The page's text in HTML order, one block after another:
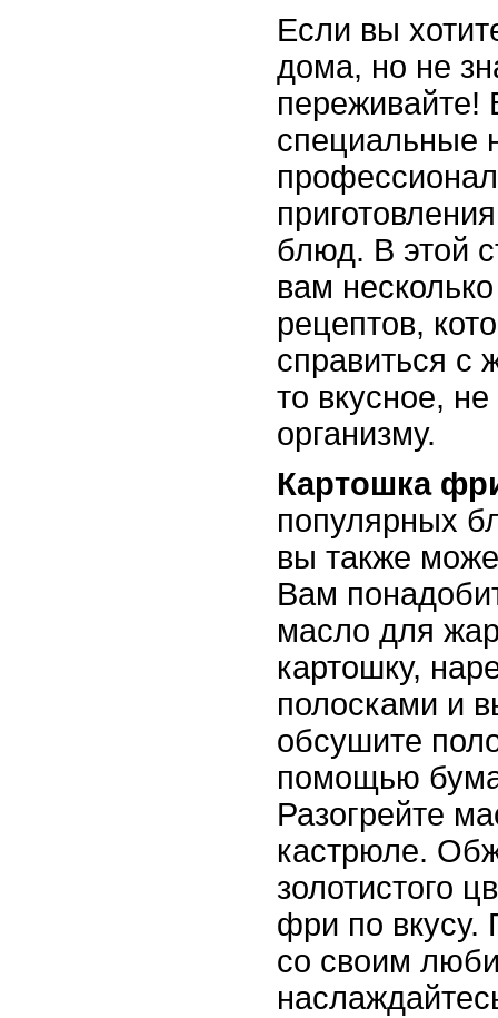
Если вы
дома, но не
специальные
блюд. В этой
вам
рецептов,
справиться с
то вкусное,
организму.
Картошка
популярных
вы также
Вам
масло для
картошку,
полосками и
обсушите
помощью
Разогрейте
кастрюле.
золотистого
фри по вкусу.
со своим